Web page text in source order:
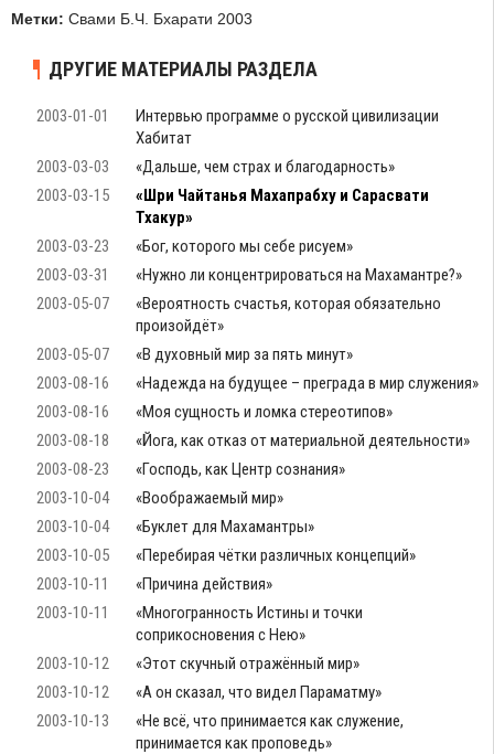
Метки: Свами Б.Ч. Бхарати 2003
ДРУГИЕ МАТЕРИАЛЫ РАЗДЕЛА
2003-01-01
Интервью программе о русской цивилизации
Хабитат
2003-03-03
«Дальше, чем страх и благодарность»
2003-03-15
«Шри Чайтанья Махапрабху и Сарасвати
Тхакур»
2003-03-23
«Бог, которого мы себе рисуем»
2003-03-31
«Нужно ли концентрироваться на Махамантре?»
2003-05-07
«Вероятность счастья, которая обязательно
произойдёт»
2003-05-07
«В духовный мир за пять минут»
2003-08-16
«Надежда на будущее – преграда в мир служения»
2003-08-16
«Моя сущность и ломка стереотипов»
2003-08-18
«Йога, как отказ от материальной деятельности»
2003-08-23
«Господь, как Центр сознания»
2003-10-04
«Воображаемый мир»
2003-10-04
«Буклет для Махамантры»
2003-10-05
«Перебирая чётки различных концепций»
2003-10-11
«Причина действия»
2003-10-11
«Многогранность Истины и точки
соприкосновения с Нею»
2003-10-12
«Этот скучный отражённый мир»
2003-10-12
«А он сказал, что видел Параматму»
2003-10-13
«Не всё, что принимается как служение,
принимается как проповедь»